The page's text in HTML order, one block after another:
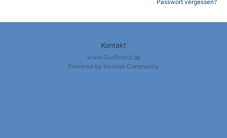
Passwort vergessen?
Kontakt
www.GunBoard.de
Powered by Invision Community